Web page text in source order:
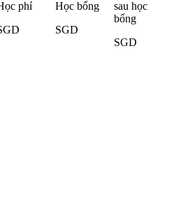
phí
Học bổng
SGD
sau học
bổng
SGD